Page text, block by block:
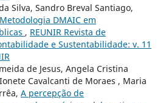
Silva, Sandro Breval Santiago,
DMAIC em
, REUNIR Revista de
e Sustentabilidade: v. 11
de Jesus, Angela Cristina
Cavalcanti de Moraes , Maria
A percepção de